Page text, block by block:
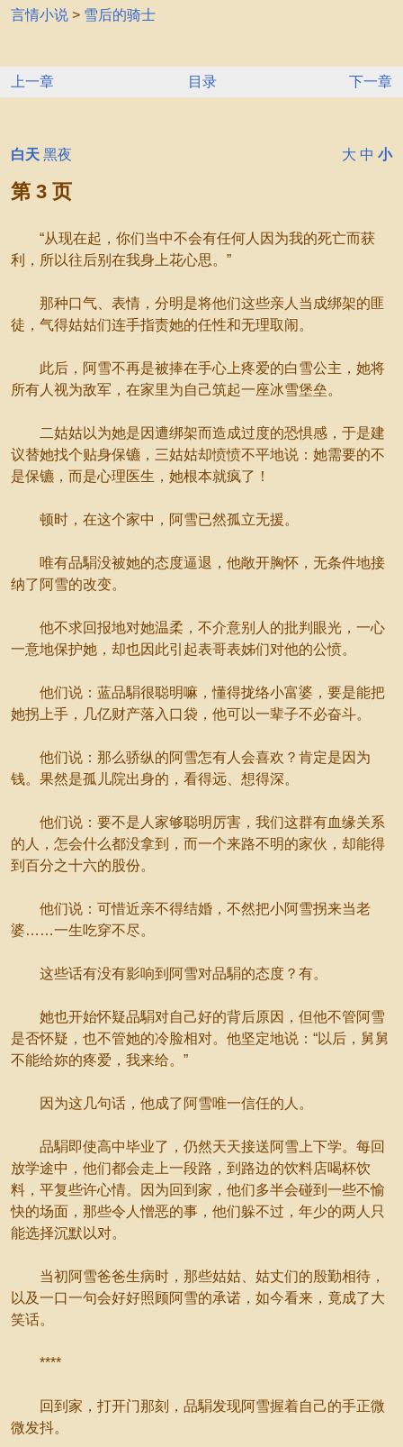
言情小说 > 雪后的骑士
上一章 目录 下一章
白天 黑夜 大 中 小
第 3 页
“从现在起，你们当中不会有任何人因为我的死亡而获
利，所以往后别在我身上花心思。”
那种口气、表情，分明是将他们这些亲人当成绑架的匪
徒，气得姑姑们连手指责她的任性和无理取闹。
此后，阿雪不再是被捧在手心上疼爱的白雪公主，她将
所有人视为敌军，在家里为自己筑起一座冰雪堡垒。
二姑姑以为她是因遭绑架而造成过度的恐惧感，于是建
议替她找个贴身保镳，三姑姑却愤愤不平地说：她需要的不
是保镳，而是心理医生，她根本就疯了！
顿时，在这个家中，阿雪已然孤立无援。
唯有品駽没被她的态度逼退，他敞开胸怀，无条件地接
纳了阿雪的改变。
他不求回报地对她温柔，不介意别人的批判眼光，一心
一意地保护她，却也因此引起表哥表姊们对他的公愤。
他们说：蓝品駽很聪明嘛，懂得拢络小富婆，要是能把
她拐上手，几亿财产落入口袋，他可以一辈子不必奋斗。
他们说：那么骄纵的阿雪怎有人会喜欢？肯定是因为
钱。果然是孤儿院出身的，看得远、想得深。
他们说：要不是人家够聪明厉害，我们这群有血缘关系
的人，怎会什么都没拿到，而一个来路不明的家伙，却能得
到百分之十六的股份。
他们说：可惜近亲不得结婚，不然把小阿雪拐来当老
婆……一生吃穿不尽。
这些话有没有影响到阿雪对品駽的态度？有。
她也开始怀疑品駽对自己好的背后原因，但他不管阿雪
是否怀疑，也不管她的冷脸相对。他坚定地说：“以后，舅舅
不能给妳的疼爱，我来给。”
因为这几句话，他成了阿雪唯一信任的人。
品駽即使高中毕业了，仍然天天接送阿雪上下学。每回
放学途中，他们都会走上一段路，到路边的饮料店喝杯饮
料，平复些许心情。因为回到家，他们多半会碰到一些不愉
快的场面，那些令人憎恶的事，他们躲不过，年少的两人只
能选择沉默以对。
当初阿雪爸爸生病时，那些姑姑、姑丈们的殷勤相待，
以及一口一句会好好照顾阿雪的承诺，如今看来，竟成了大
笑话。
****
回到家，打开门那刻，品駽发现阿雪握着自己的手正微
微发抖。